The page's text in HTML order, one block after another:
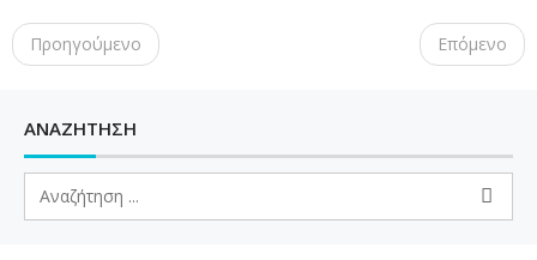
o
s
n
a
Προηγούμενο Επόμενο
ΑΝΑΖΉΤΗΣΗ